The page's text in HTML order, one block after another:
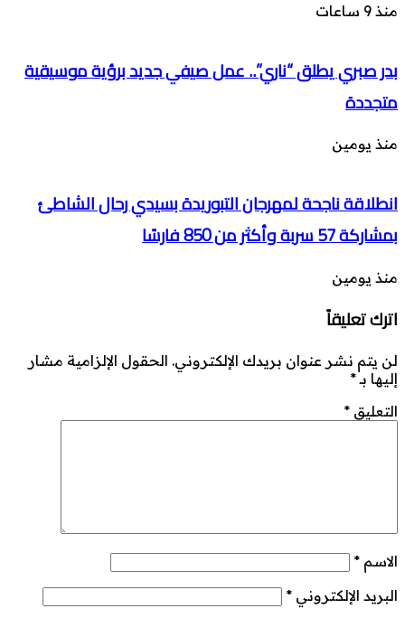
منذ 9 ساعات
بدر صبري يطلق “ناري”.. عمل صيفي جديد برؤية موسيقية
متجددة
منذ يومين
انطلاقة ناجحة لمهرجان التبوريدة بسيدي رحال الشاطئ
بمشاركة 57 سربة وأكثر من 850 فارسًا
منذ يومين
اترك تعليقاً
لن يتم نشر عنوان بريدك الإلكتروني. الحقول الإلزامية مشار
إليها بـ*
التعليق *
الاسم *
البريد الإلكتروني *